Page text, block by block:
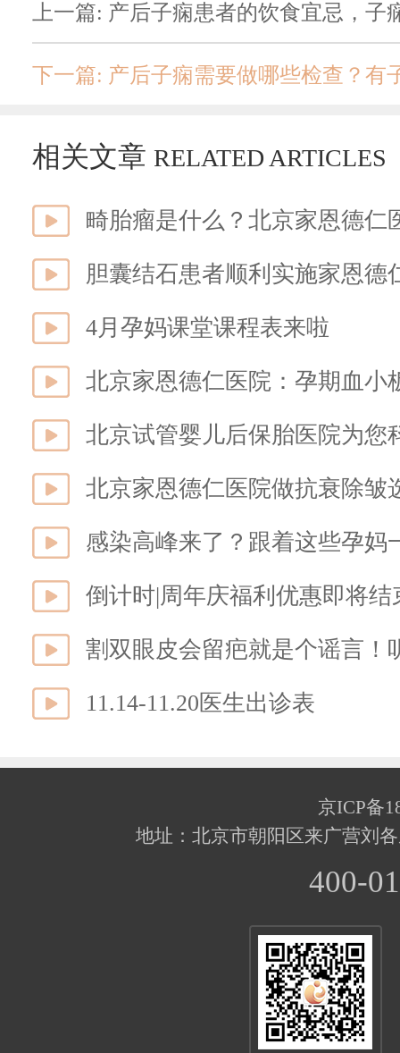
上一篇: 产后子痫患者的饮食宜忌，子
下一篇: 产后子痫需要做哪些检查？有
相关文章 RELATED ARTICLES
畸胎瘤是什么？北京家恩德仁
胆囊结石患者顺利实施家恩德
4月孕妈课堂课程表来啦
北京家恩德仁医院：孕期血小
北京试管婴儿后保胎医院为您
感染高峰来了？跟着这些孕妈
割双眼皮会留疤就是个谣言！
11.14-11.20医生出诊表
京ICP备
地址：北京市朝阳区来广营刘
400-